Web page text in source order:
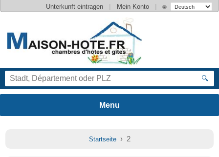
Unterkunft eintragen | Mein Konto | 🌐
🔍
Startseite› 2